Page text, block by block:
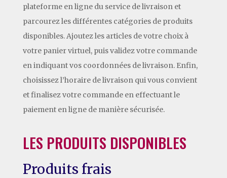
plateforme en ligne du service de livraison et
parcourez les différentes catégories de produits
disponibles. Ajoutez les articles de votre choix à
votre panier virtuel, puis validez votre commande
en indiquant vos coordonnées de livraison. Enfin,
choisissez l’horaire de livraison qui vous convient
et finalisez votre commande en effectuant le
paiement en ligne de manière sécurisée.
LES PRODUITS DISPONIBLES
Produits frais